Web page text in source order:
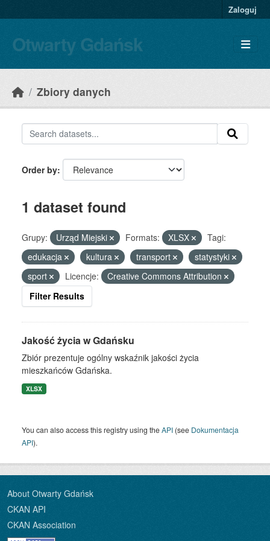
Zaloguj
Otwarty Gdańsk
Zbiory danych
Order by
1 dataset found
Grupy: Urząd Miejski Formats: XLSX
Tagi:
edukacja
kultura transport
statystyki
sport
Licencje:
Creative Commons Attribution
Filter Results
Jakość życia w Gdańsku
Zbiór prezentuje ogólny wskaźnik jakości życia
mieszkańców Gdańska.
XLSX
You can also access this registry using theAPI (see Dokumentacja
API).
About Otwarty Gdańsk
CKAN API
CKAN Association